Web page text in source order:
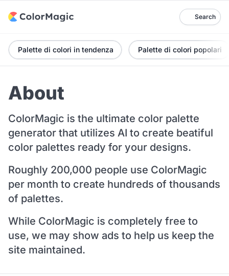
Search
Palette di colori in tendenza Palette di colori popolari
About
ColorMagic is the ultimate color palette
generator that utilizes AI to create beatiful
color palettes ready for your designs.
Roughly 200,000 people use ColorMagic
per month to create hundreds of thousands
of palettes.
While ColorMagic is completely free to
use, we may show ads to help us keep the
site maintained.